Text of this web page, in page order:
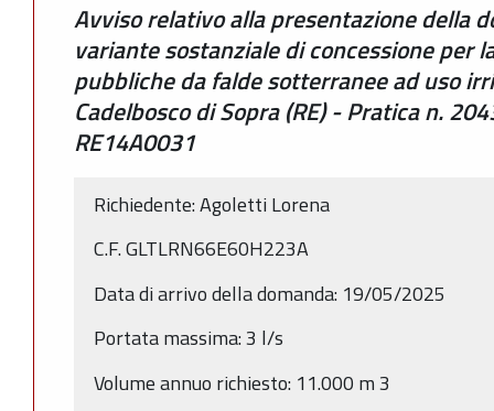
Avviso relativo alla presentazione della
variante sostanziale di concessione per
pubbliche da falde sotterranee ad uso
Cadelbosco di Sopra (RE) - Pratica n.
RE14A0031
Richiedente: Agoletti Lorena
C.F.GLTLRN66E60H223A
Data di arrivo della domanda: 19/05/2025
Portata massima: 3 l/s
Volume annuo richiesto: 11.000 m3